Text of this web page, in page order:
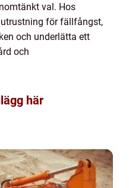
val. Hos
för fällfångst,
och underlätta ett
och
här